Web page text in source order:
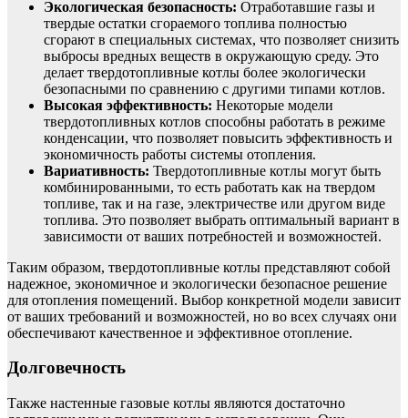
Экологическая безопасность: Отработавшие газы и
твердые остатки сгораемого топлива полностью
сгорают в специальных системах, что позволяет снизить
выбросы вредных веществ в окружающую среду. Это
делает твердотопливные котлы более экологически
безопасными по сравнению с другими типами котлов.
Высокая эффективность: Некоторые модели
твердотопливных котлов способны работать в режиме
конденсации, что позволяет повысить эффективность и
экономичность работы системы отопления.
Вариативность: Твердотопливные котлы могут быть
комбинированными, то есть работать как на твердом
топливе, так и на газе, электричестве или другом виде
топлива. Это позволяет выбрать оптимальный вариант в
зависимости от ваших потребностей и возможностей.
Таким образом, твердотопливные котлы представляют собой
надежное, экономичное и экологически безопасное решение
для отопления помещений. Выбор конкретной модели зависит
от ваших требований и возможностей, но во всех случаях они
обеспечивают качественное и эффективное отопление.
Долговечность
Также настенные газовые котлы являются достаточно